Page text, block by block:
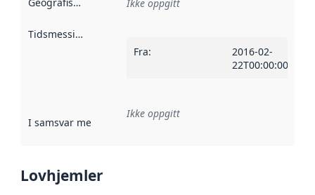
Ikke oppgitt
Tidsmessig avgrensning
Fra:
2016-02-
22T00:00:00Z
I samsvar med Referanse til en implementasjonsregel
Ikke oppgitt
Lovhjemler